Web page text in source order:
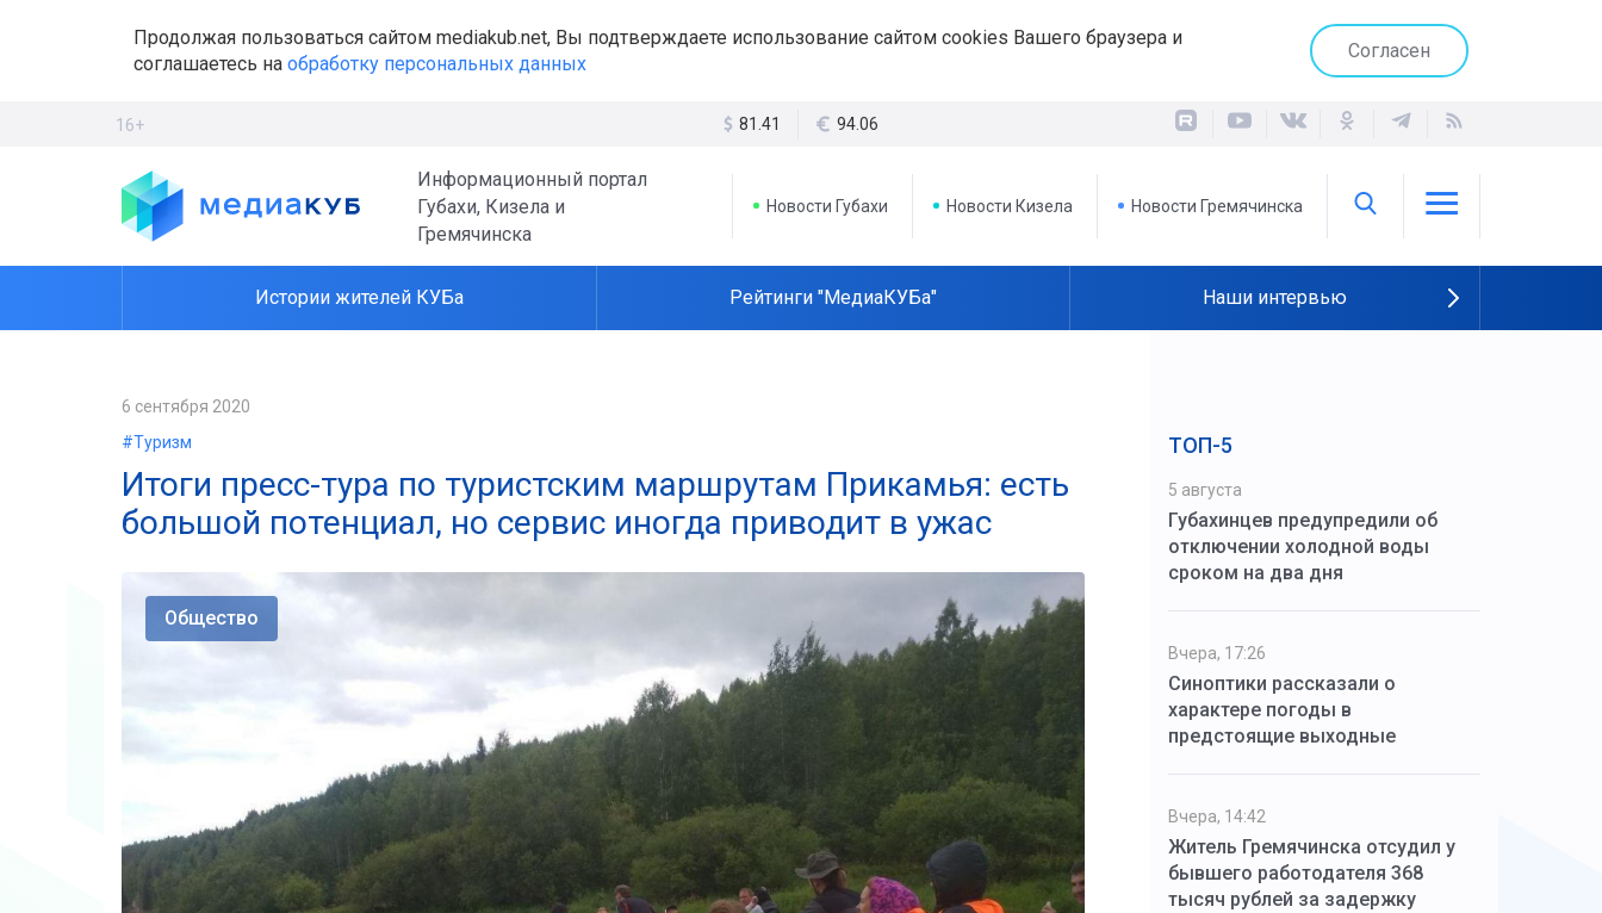
Продолжая пользоваться сайтом mediakub.net, Вы подтверждаете использование сайтом cookies Вашего браузера и
соглашаетесь на обработку персональных данных
Согласен
16+ 81.41 94.06
Информационный портал
Губахи, Кизела и
Гремячинска
Новости Губахи Новости Кизела Новости Гремячинска
Истории жителей КУБа Рейтинги "МедиаКУБа" Наши интервью
6 сентября 2020
#Туризм
Итоги пресс-тура по туристским маршрутам Прикамья: есть
большой потенциал, но сервис иногда приводит в ужас
Общество
ТОП-5
5 августа
Губахинцев предупредили об
отключении холодной воды
сроком на два дня
Вчера, 17:26
Синоптики рассказали о
характере погоды в
предстоящие выходные
Вчера, 14:42
Житель Гремячинска отсудил у
бывшего работодателя 368
тысяч рублей за задержку